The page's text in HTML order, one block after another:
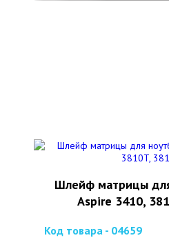
Шлейф матрицы
Aspire 3410,
Код товара - 04659